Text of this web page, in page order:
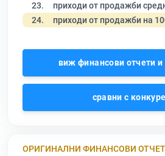
23. приходи от продажби
24. приходи от продажби на
виж финансови отчети и
сравни с
ОРИГИНАЛНИ ФИНАНСОВИ